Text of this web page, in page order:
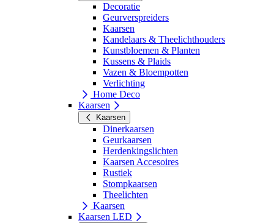
Decoratie
Geurverspreiders
Kaarsen
Kandelaars & Theelichthouders
Kunstbloemen & Planten
Kussens & Plaids
Vazen & Bloempotten
Verlichting
Home Deco
Kaarsen
Kaarsen
Dinerkaarsen
Geurkaarsen
Herdenkingslichten
Kaarsen Accesoires
Rustiek
Stompkaarsen
Theelichten
Kaarsen
Kaarsen LED